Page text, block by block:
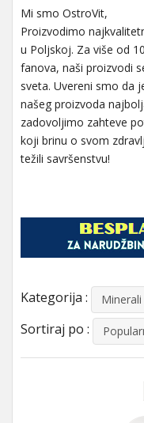
Mi smo OstroVit,
Proizvodimo
u Poljskoj. Za više od
fanova, naši proizvodi
sveta. Uvereni smo da
našeg proizvoda
zadovoljimo zahteve
koji brinu o svom
težili savršenstvu!
Kategorija :
Sortiraj po :